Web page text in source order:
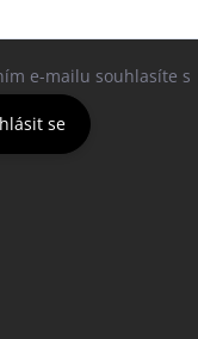
e-mailu souhlasíte s
se